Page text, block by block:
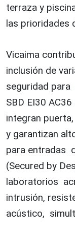
terraza y
las prioridades
Vicaima
inclusión de
seguridad para
SBD EI30
integran
y garantizan
para entradas
(Secured by
laboratorios
intrusión,
acústico,